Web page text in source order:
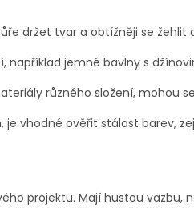
držet tvar a obtížněji se žehlit
jemné bavlny s
různého složení, mohou
vhodné ověřit stálost barev,
projektu. Mají hustou vazbu,